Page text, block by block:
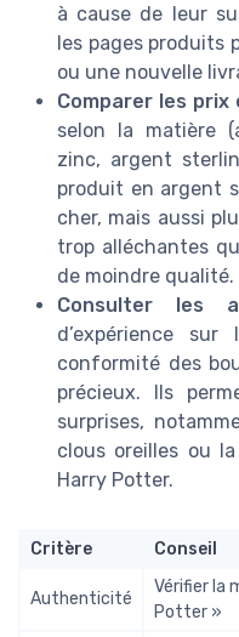
à cause de leur
les pages produits
ou une nouvelle
Comparer les
selon la matière
zinc, argent
produit en argent
cher, mais aussi
trop alléchantes
de moindre qualité.
Consulter les
d’expérience
conformité des
précieux. Ils
surprises,
clous oreilles ou
Harry Potter.
Critère Conseil
Authenticité
Vérifier la
Potter »